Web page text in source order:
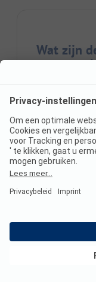
Wat zijn
van
Welke
populair
Alle campings in